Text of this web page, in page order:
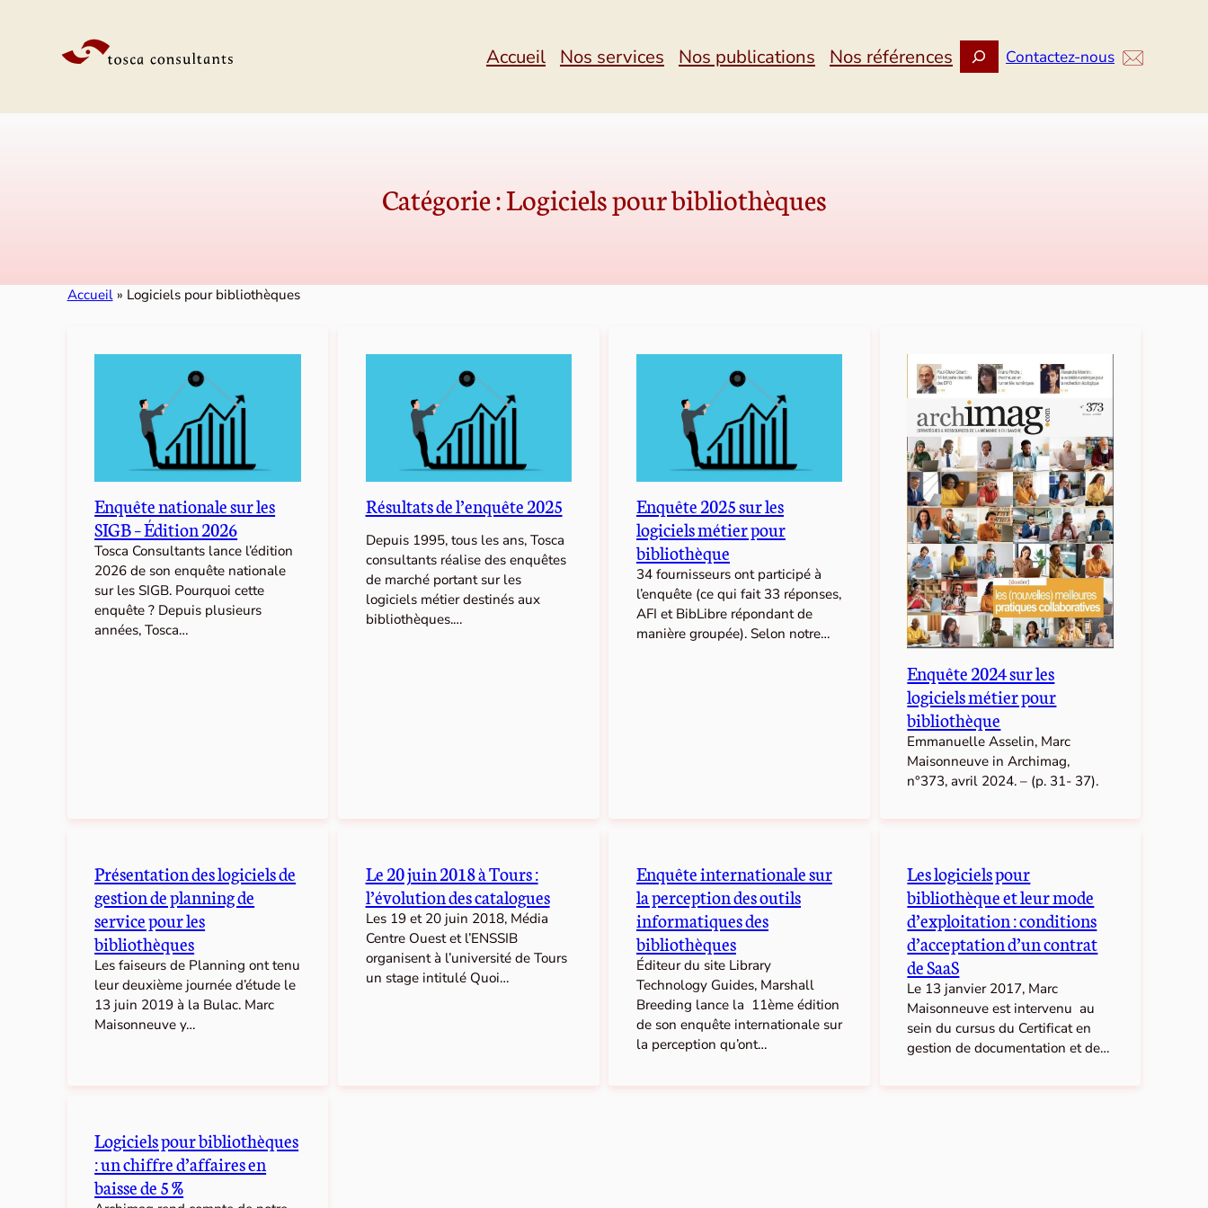
Accueil Nos services Nos publications Nos références RechercherContactez-nous
Catégorie :Logiciels pour bibliothèques
Accueil» Logiciels pour bibliothèques
Enquête nationale sur les
SIGB – Édition 2026
Tosca Consultants lance l’édition
2026 de son enquête nationale
sur les SIGB. Pourquoi cette
enquête ? Depuis plusieurs
années, Tosca…
Résultats de l’enquête 2025
Depuis 1995, tous les ans, Tosca
consultants réalise des enquêtes
de marché portant sur les
logiciels métier destinés aux
bibliothèques.…
Enquête 2025 sur les
logiciels métier pour
bibliothèque
34 fournisseurs ont participé à
l’enquête (ce qui fait 33 réponses,
AFI et BibLibre répondant de
manière groupée). Selon notre…
Enquête 2024 sur les
logiciels métier pour
bibliothèque
Emmanuelle Asselin, Marc
Maisonneuve in Archimag,
n°373, avril 2024. – (p. 31- 37).
Présentation des logiciels de
gestion de planning de
service pour les
bibliothèques
Les faiseurs de Planning ont tenu
leur deuxième journée d’étude le
13 juin 2019 à la Bulac. Marc
Maisonneuve y…
Le 20 juin 2018 à Tours :
l’évolution des catalogues
Les 19 et 20 juin 2018, Média
Centre Ouest et l’ENSSIB
organisent à l’université de Tours
un stage intitulé Quoi…
Enquête internationale sur
la perception des outils
informatiques des
bibliothèques
Éditeur du site Library
Technology Guides, Marshall
Breeding lance la 11ème édition
de son enquête internationale sur
la perception qu’ont…
Les logiciels pour
bibliothèque et leur mode
d’exploitation : conditions
d’acceptation d’un contrat
de SaaS
Le 13 janvier 2017, Marc
Maisonneuve est intervenu au
sein du cursus du Certificat en
gestion de documentation et de…
Logiciels pour bibliothèques
: un chiffre d’affaires en
baisse de 5 %